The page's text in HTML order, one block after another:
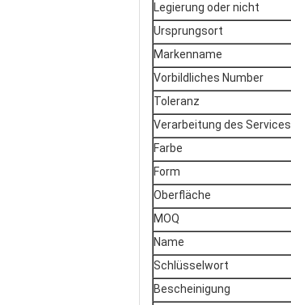
Legierung oder nicht
Ursprungsort
Markenname
Vorbildliches Number
Toleranz
Verarbeitung des Services
Farbe
Form
Oberfläche
MOQ
Name
Schlüsselwort
Bescheinigung